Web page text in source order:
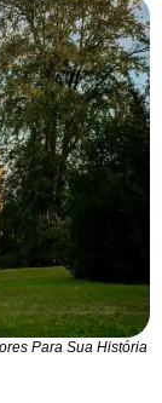
Para Sua História